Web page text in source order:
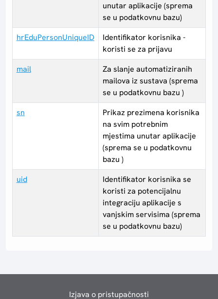
unutar aplikacije (sprema
se u podatkovnu bazu)
hrEduPersonUniqueID
Identifikator korisnika -
koristi se za prijavu
mail
Za slanje automatiziranih
mailova iz sustava (sprema
se u podatkovnu bazu )
sn
Prikaz prezimena korisnika
na svim potrebnim
mjestima unutar aplikacije
(sprema se u podatkovnu
bazu )
uid
Identifikator korisnika se
koristi za potencijalnu
integraciju aplikacije s
vanjskim servisima (sprema
se u podatkovnu bazu)
Izjava o pristupačnosti